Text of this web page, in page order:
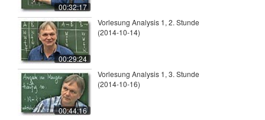
00:32:17
00:29:24
Vorlesung Analysis 1, 2. Stunde
(2014-10-14)
00:44:16
Vorlesung Analysis 1, 3. Stunde
(2014-10-16)